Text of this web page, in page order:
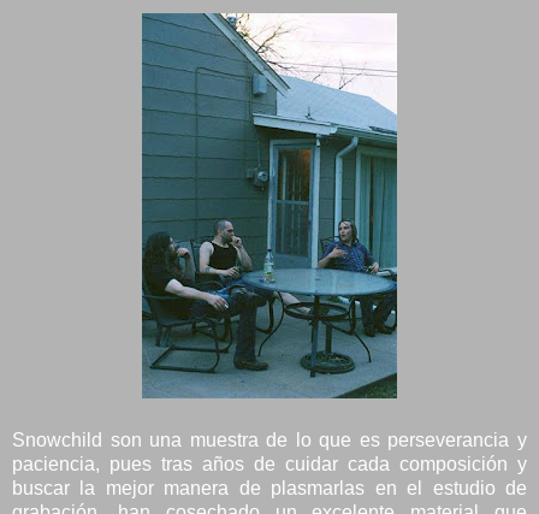
Snowchild son una muestra de lo que es perseverancia y
paciencia, pues tras años de cuidar cada composición y
buscar la mejor manera de plasmarlas en el estudio de